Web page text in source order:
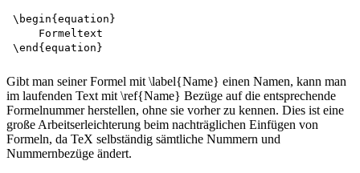
\begin{equation}
    Formeltext
Gibt man seiner Formel mit \label{Name} einen Namen, kann man
im laufenden Text mit \ref{Name} Bezüge auf die entsprechende
Formelnummer herstellen, ohne sie vorher zu kennen. Dies ist eine
große Arbeitserleichterung beim nachträglichen Einfügen von
Formeln, da TeX selbständig sämtliche Nummern und
Nummernbezüge ändert.